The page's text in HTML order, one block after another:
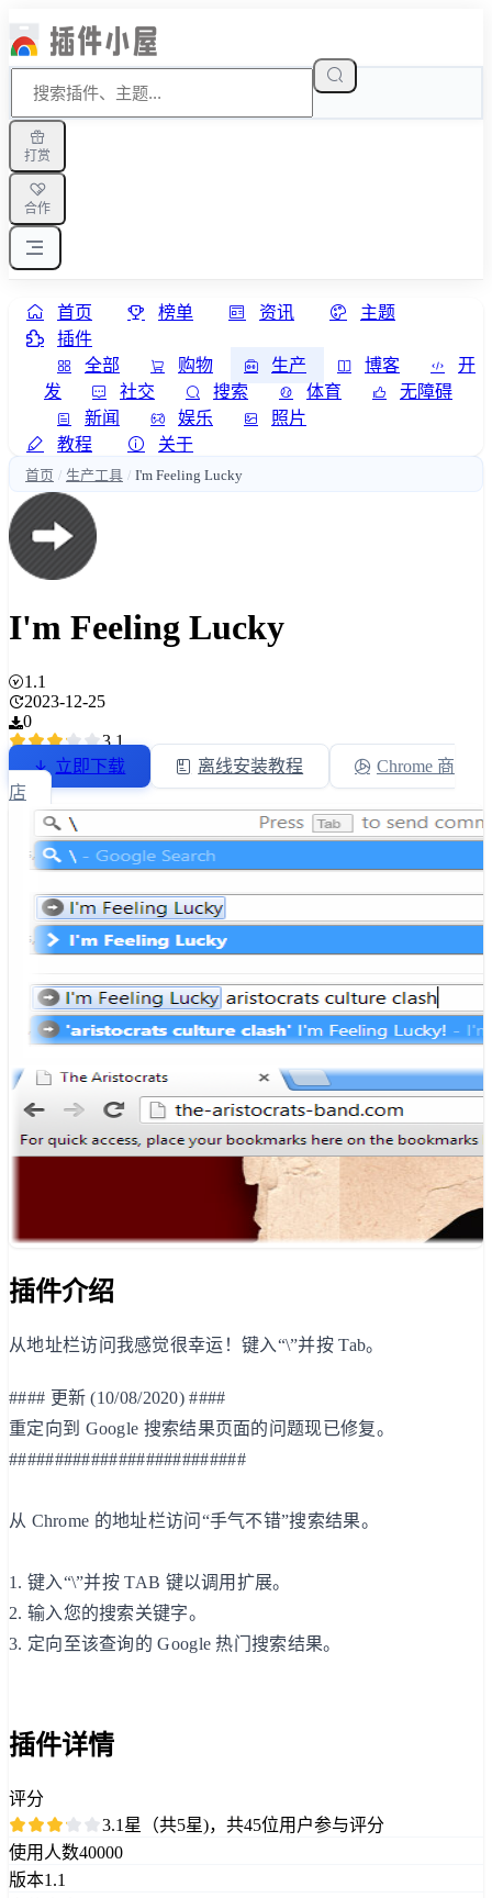
打赏
合作
首页 榜单 资讯
主题
插件
全部
购物 生产 博客
开
发
社交 搜索 体育
无障碍
新闻
娱乐
照片
教程
关于
首页 / 生产工具 / I'm Feeling Lucky
I'm Feeling Lucky
1.1
2023-12-25
0
3.1
立即下载
离线安装教程
Chrome 商
店
插件介绍
从地址栏访问我感觉很幸运！键入“\”并按 Tab。
#### 更新 (10/08/2020) ####
重定向到 Google 搜索结果页面的问题现已修复。
##########################
从 Chrome 的地址栏访问“手气不错”搜索结果。
1. 键入“\”并按 TAB 键以调用扩展。
2. 输入您的搜索关键字。
3. 定向至该查询的 Google 热门搜索结果。
插件详情
评分
3.1星（共5星)，共45位用户参与评分
使用人数40000
版本1.1